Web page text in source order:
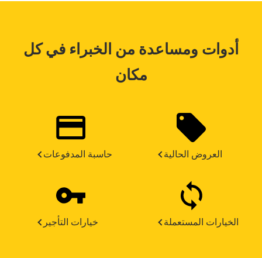
أدوات ومساعدة من الخبراء في كل
مكان
حاسبة المدفوعات العروض الحالية
خيارات التأجير الخيارات المستعملة